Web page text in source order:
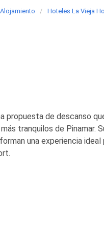
Alojamiento Hoteles La Vieja
propuesta de descanso
tranquilos de Pinamar.
una experiencia ideal